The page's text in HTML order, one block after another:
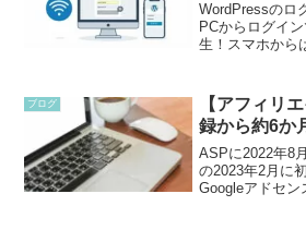
WordPressのロ
PCからログイ
生！スマホから
アルな焦りと
します。
ブログ
【アフィリ
録から約6か
ASPに2022年8
の2023年2月に
Googleアドセン